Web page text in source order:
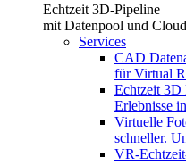
Echtzeit 3D-Pipeline
mit Datenpool und
Services
CAD
für Virtual
Echtzeit 3D
Erlebnisse
Virtuelle
schneller.
VR-